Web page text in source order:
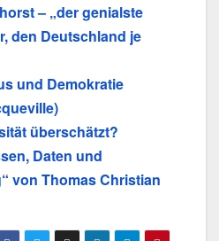
– „der genialste
den Deutschland je
und Demokratie
überschätzt?
Daten und
von Thomas Christian